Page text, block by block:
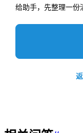
给助手，先整理一份